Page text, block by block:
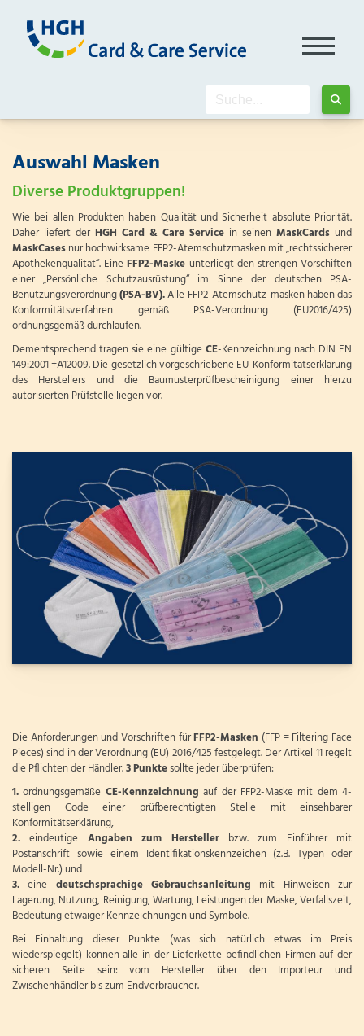
Auswahl Masken
Diverse Produktgruppen!
Wie bei allen Produkten haben Qualität und Sicherheit absolute Priorität.
Daher liefert der HGH Card & Care Service in seinen MaskCards und
MaskCasesnur hochwirksame FFP2-Atemschutzmasken mit „rechtssicherer
Apothekenqualität“. EineFFP2-Maske unterliegt den strengen Vorschiften
einer „Persönliche Schutzausrüstung“ im Sinne der deutschen PSA-
Benutzungsverordnung(PSA-BV).Alle FFP2-Atemschutz-masken haben das
Konformitätsverfahren gemäß PSA-Verordnung (EU2016/425)
ordnungsgemäß durchlaufen.
Dementsprechend tragen sie eine gültigeCE-Kennzeichnung nach DIN EN
149:2001 +A12009. Die gesetzlich vorgeschriebene EU-Konformitätserklärung
des Herstellers und die Baumusterprüfbescheinigung einer hierzu
autorisierten Prüfstelle liegen vor.
Die Anforderungen und Vorschriften fürFFP2-Masken (FFP = Filtering Face
Pieces) sind in der Verordnung (EU) 2016/425 festgelegt. Der Artikel 11 regelt
die Pflichten der Händler.3 Punktesollte jeder überprüfen:
1.ordnungsgemäße CE-Kennzeichnung auf der FFP2-Maske mit dem 4-
stelligen Code einer prüfberechtigten Stelle mit einsehbarer
Konformitätserklärung,
2. eindeutige Angaben zum Herstellerbzw. zum Einführer mit
Postanschrift sowie einem Identifikationskennzeichen (z.B. Typen oder
Modell-Nr.) und
3. eine deutschsprachige Gebrauchsanleitung mit Hinweisen zur
Lagerung, Nutzung, Reinigung, Wartung, Leistungen der Maske, Verfallszeit,
Bedeutung etwaiger Kennzeichnungen und Symbole.
Bei Einhaltung dieser Punkte (was sich natürlich etwas im Preis
wiederspiegelt) können alle in der Lieferkette befindlichen Firmen auf der
sicheren Seite sein: vom Hersteller über den Importeur und
Zwischenhändler bis zum Endverbraucher.